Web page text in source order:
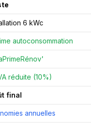
6 kWc
autoconsommation
réduite (10%)
final
annuelles